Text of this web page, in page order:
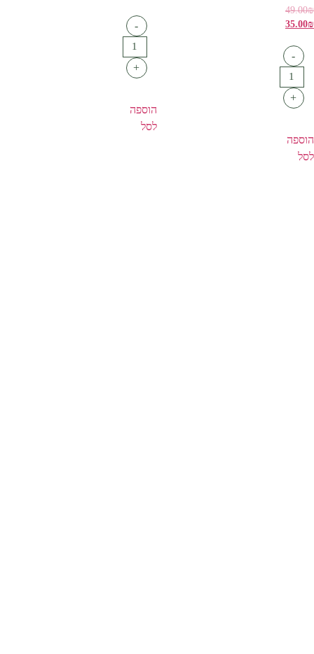
49.00₪
35.00₪
-
+
הוספה
לסל
-
+
הוספה
לסל